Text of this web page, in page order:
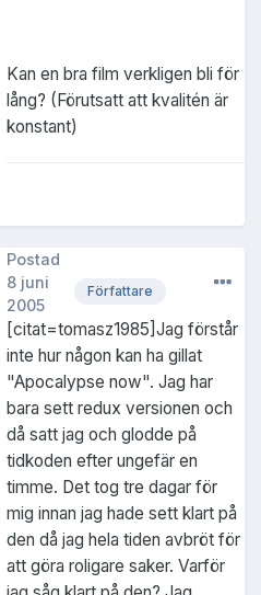
Kan en bra film verkligen bli för
lång? (Förutsatt att kvalitén är
konstant)
Författare
Postad
8 juni
2005
[citat=tomasz1985]Jag förstår
inte hur någon kan ha gillat
"Apocalypse now". Jag har
bara sett redux versionen och
då satt jag och glodde på
tidkoden efter ungefär en
timme. Det tog tre dagar för
mig innan jag hade sett klart på
den då jag hela tiden avbröt för
att göra roligare saker. Varför